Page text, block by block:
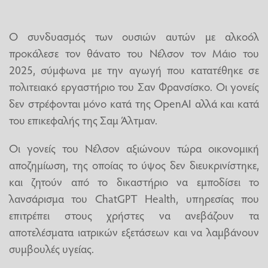
Ο συνδυασμός των ουσιών αυτών με αλκοόλ
προκάλεσε τον θάνατο του Νέλσον τον Μάιο του
2025, σύμφωνα με την αγωγή που κατατέθηκε σε
πολιτειακό εργαστήριο του Σαν Φρανσίσκο. Οι γονείς
δεν στρέφονται μόνο κατά της OpenAI αλλά και κατά
του επικεφαλής της Σαμ Άλτμαν.
Οι γονείς του Νέλσον αξιώνουν τώρα οικονομική
αποζημίωση, της οποίας το ύψος δεν διευκρινίστηκε,
και ζητούν από το δικαστήριο να εμποδίσει το
λανσάρισμα του ChatGPT Health, υπηρεσίας που
επιτρέπει στους χρήστες να ανεβάζουν τα
αποτελέσματα ιατρικών εξετάσεων και να λαμβάνουν
συμβουλές υγείας.